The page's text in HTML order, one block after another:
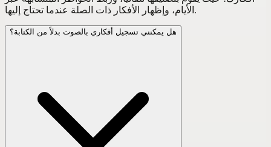
الأيام، وإظهار الأفكار ذات الصلة عندما تحتاج إليها.
هل يمكنني تسجيل أفكاري بالصوت بدلاً من الكتابة؟